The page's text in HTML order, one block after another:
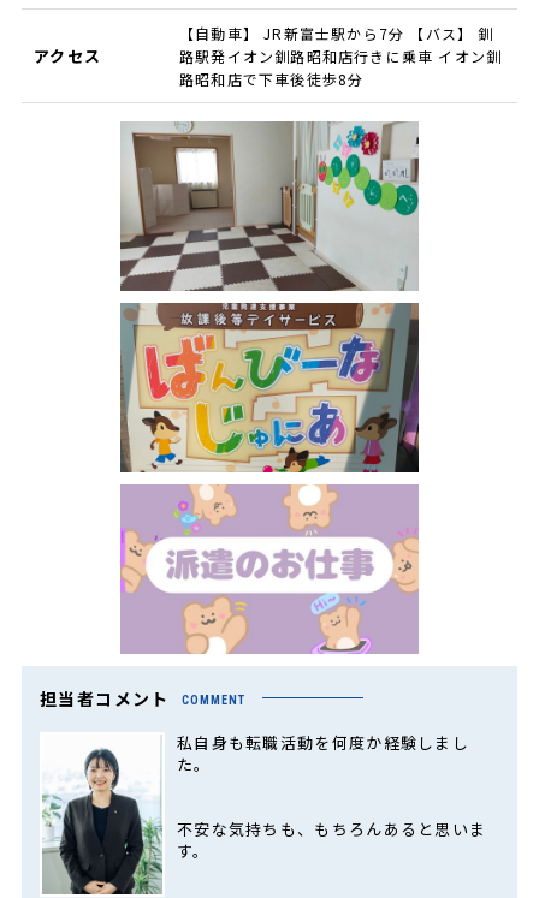
アクセス
【自動車】 JR新富士駅から7分 【バス】 釧
路駅発イオン釧路昭和店行きに乗車 イオン釧
路昭和店で下車後徒歩8分
担当者コメント COMMENT
私自身も転職活動を何度か経験しまし
た。
不安な気持ちも、もちろんあると思いま
す。